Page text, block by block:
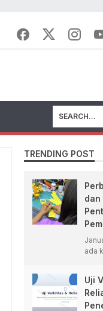
TRENDING POST
dan
ada
Uji